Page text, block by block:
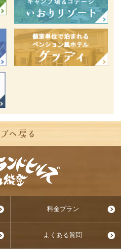
料金プラン
よくある質問